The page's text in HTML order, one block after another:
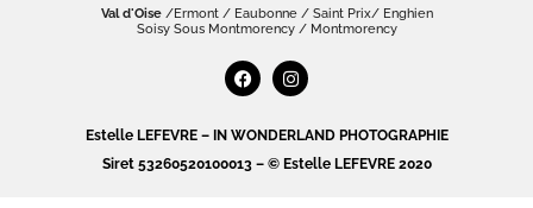
Val d'Oise/Ermont / Eaubonne / Saint Prix/ Enghien
Soisy Sous Montmorency / Montmorency
Estelle LEFEVRE – IN WONDERLAND PHOTOGRAPHIE
Siret 53260520100013 – © Estelle LEFEVRE 2020